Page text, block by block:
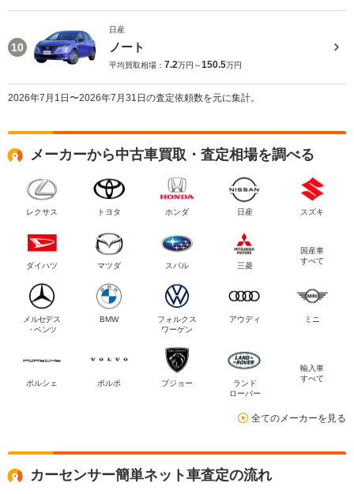
10
日産
ノート
平均買取相場： 7.2万円～150.5万円
2026年7月1日〜2026年7月31日の査定依頼数を元に集計。
メーカーから中古車買取・査定相場を調べる
レクサス トヨタ ホンダ 日産 スズキ
ダイハツ マツダ スバル 三菱
国産車
すべて
メルセデス
・ベンツ
BMW
フォルクス
ワーゲン
アウディ ミニ
ポルシェ ボルボ プジョー
ランド
ローバー
輸入車
すべて
全てのメーカーを見る
カーセンサー簡単ネット車査定の流れ